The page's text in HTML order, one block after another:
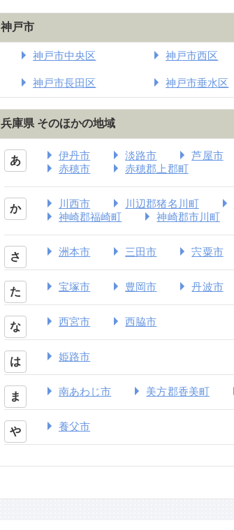
神戸市
神戸市中央区 神戸市西区
神戸市長田区 神戸市垂水区
兵庫県 そのほかの地域
あ 伊丹市 淡路市 芦屋市
赤穂市
赤穂郡上郡町
か 川西市 川辺郡猪名川町
神崎郡福崎町
神崎郡市川町
さ 洲本市 三田市 宍粟市
た 宝塚市 豊岡市 丹波市
な 西宮市 西脇市
は 姫路市
ま 南あわじ市 美方郡香美町
や 養父市